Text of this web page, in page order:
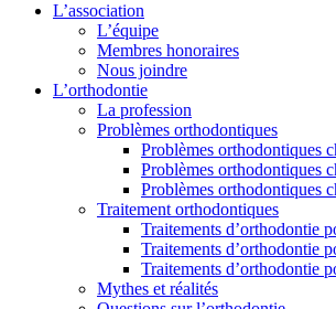
L’association
L’équipe
Membres honoraires
Nous joindre
L’orthodontie
La profession
Problèmes orthodontiques
Problèmes orthodontiques
Problèmes orthodontiques
Problèmes orthodontiques
Traitement orthodontiques
Traitements d’orthodontie
Traitements d’orthodontie
Traitements d’orthodontie
Mythes et réalités